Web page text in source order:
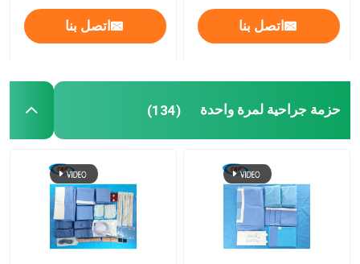
اتصل بنا اتصل بنا
حزمة جراحية لمرة واحدة (134)